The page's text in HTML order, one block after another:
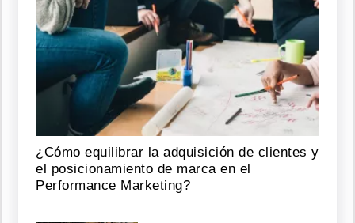
¿Cómo equilibrar la adquisición de clientes y
el posicionamiento de marca en el
Performance Marketing?